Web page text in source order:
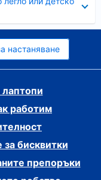
настаняване
работим
бисквитки
препоръки